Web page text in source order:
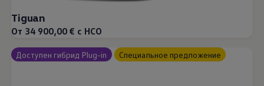
Tiguan
От 34 900,00 € с НСО
Доступен гибрид Plug-in Специальное предложение